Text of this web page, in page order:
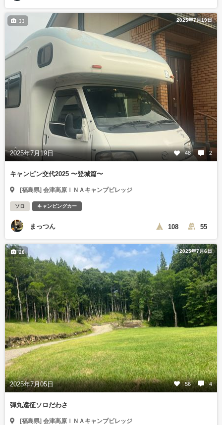
2025年7月19日
2025年7月19日 48 2
33
キャンピン交代2025 〜登城篇〜
[福島県] 会津高原ＩＮＡキャンプビレッジ
ソロ キャンピングカー
まっつん 108 55
2025年7月6日
2025年7月05日 56 4
28
弾丸遠征ソロだわさ
[福島県] 会津高原ＩＮＡキャンプビレッジ